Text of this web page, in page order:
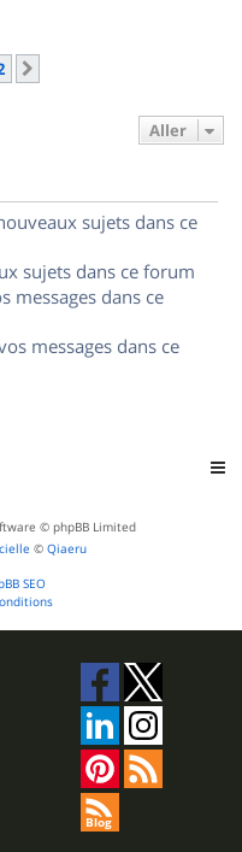
Aller
sujets dans ce
sujets dans ce forum
messages dans ce
messages dans ce
© phpBB Limited
© Qiaeru
SEO